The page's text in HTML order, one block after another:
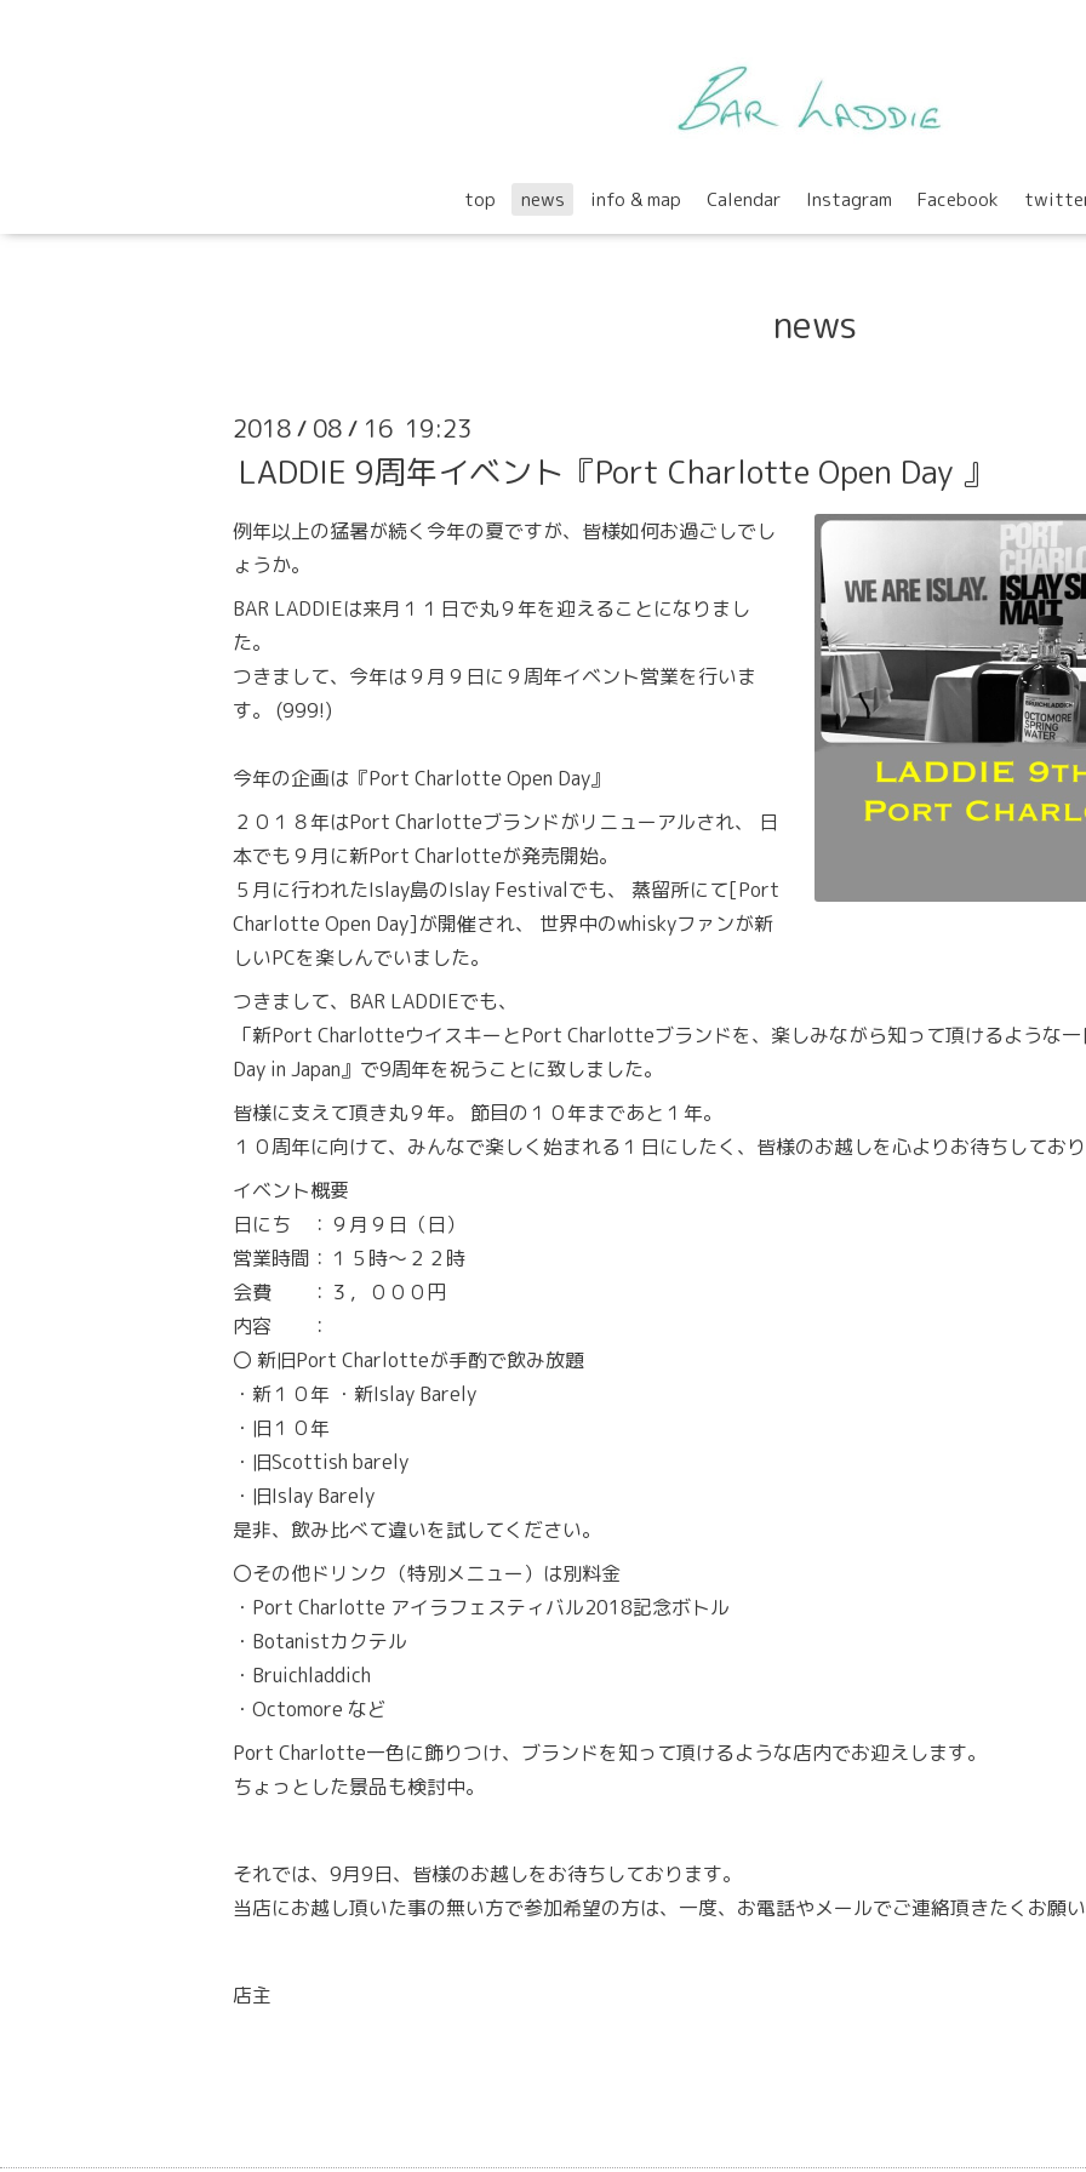
top news info & map Calendar Instagram Facebook
news
2018 / 08 / 16 19:23
LADDIE 9周年イベント『Port Charlotte Open Day 』
説明:
例年以上の猛暑が続く今年の夏ですが、皆様如何お過ごしでし
ょうか。
BAR LADDIEは来月１１日で丸９年を迎えることになりまし
た。
つきまして、今年は９月９日に９周年イベント営業を行いま
す。 (999!)
今年の企画は『Port Charlotte Open Day』
２０１８年はPort Charlotteブランドがリニューアルされ、 日
本でも９月に新Port Charlotteが発売開始。
５月に行われたIslay島のIslay Festivalでも、 蒸留所にて[Port
Charlotte Open Day]が開催され、 世界中のwhiskyファンが新
しいPCを楽しんでいました。
つきまして、BAR LADDIEでも、
「新Port CharlotteウイスキーとPort Charlotteブランドを、楽しみながら知って頂けるような
Day in Japan』で9周年を祝うことに致しました。
皆様に支えて頂き丸９年。 節目の１０年まであと１年。
１０周年に向けて、みんなで楽しく始まれる１日にしたく、皆様のお越しを心よりお待ちしてお
イベント概要
日にち ：９月９日（日）
営業時間：１５時～２２時
会費 ：３，０００円
内容 ：
〇 新旧Port Charlotteが手酌で飲み放題
・新１０年 ・新Islay Barely
・旧１０年
・旧Scottish barely
・旧Islay Barely
是非、飲み比べて違いを試してください。
〇その他ドリンク（特別メニュー）は別料金
・Port Charlotte アイラフェスティバル2018記念ボトル
・Botanistカクテル
・Bruichladdich
・Octomore など
Port Charlotte一色に飾りつけ、ブランドを知って頂けるような店内でお迎えします。
ちょっとした景品も検討中。
それでは、9月9日、皆様のお越しをお待ちしております。
当店にお越し頂いた事の無い方で参加希望の方は、一度、お電話やメールでご連絡頂きたくお願
店主